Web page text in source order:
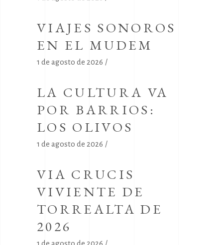
VIAJES SONOROS
EN EL MUDEM
1 de agosto de 2026
LA CULTURA VA
POR BARRIOS:
LOS OLIVOS
1 de agosto de 2026
VIA CRUCIS
VIVIENTE DE
TORREALTA DE
2026
1 de agosto de 2026